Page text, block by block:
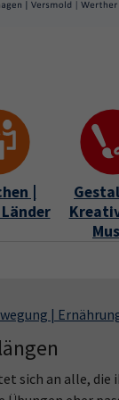
|
|
sich an alle,